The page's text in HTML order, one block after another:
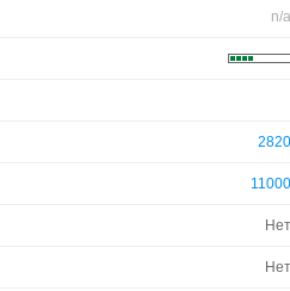
n/a
2820
11000
Нет
Нет